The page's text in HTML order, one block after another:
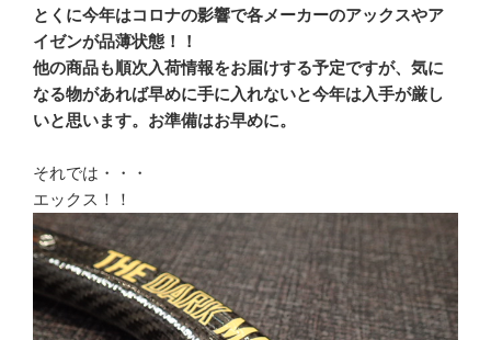
とくに今年はコロナの影響で各メーカーのアックスやア
イゼンが品薄状態！！
他の商品も順次入荷情報をお届けする予定ですが、気に
なる物があれば早めに手に入れないと今年は入手が厳し
いと思います。お準備はお早めに。
それでは・・・
エックス！！